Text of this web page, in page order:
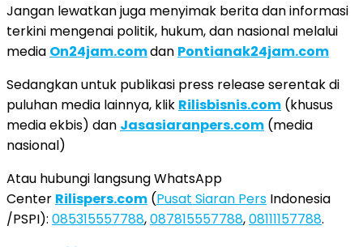
Jangan lewatkan juga menyimak berita dan informasi
terkini mengenai politik, hukum, dan nasional melalui
media On24jam.comdan Pontianak24jam.com
Sedangkan untuk publikasi press release serentak di
puluhan media lainnya, klik Rilisbisnis.com (khusus
media ekbis) dan Jasasiaranpers.com (media
nasional)
Atau hubungi langsung WhatsApp
Center Rilispers.com (Pusat Siaran Pers Indonesia
/PSPI): 085315557788,087815557788,08111157788.